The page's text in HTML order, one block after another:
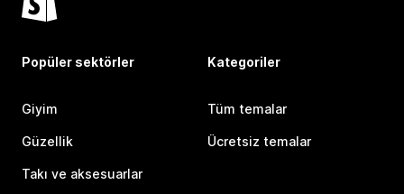
Popüler sektörler
Giyim
Güzellik
Takı ve aksesuarlar
Kategoriler
Tüm temalar
Ücretsiz temalar